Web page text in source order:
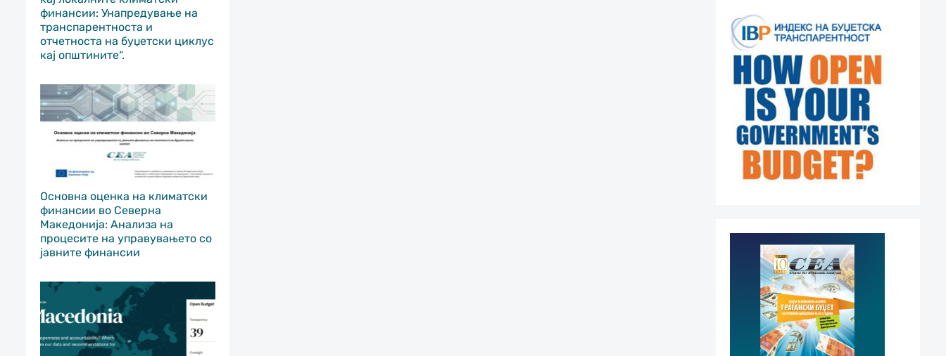
финансии: Унапредување на
транспарентноста и
отчетноста на буџетски циклус
кај општините“.
Основна оценка на климатски
финансии во Северна
Македонија: Анализа на
процесите на управувањето со
јавните финансии